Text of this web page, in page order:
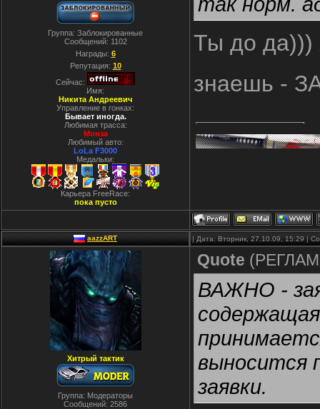
Группа: Заблокированные
Сообщений: 1102
Награды: 6
Репутация: 10
Сейчас:
Имя:
Никита Андреевич
Управление в гонках:
Бывает иногда.
Любимая трасса:
Монза
Любимый авто:
LoLa F3000
Медальки:
Карьера FreeRace:
пока пусто
Ты до да)))
знаешь -
aazzART | Дата: Вторник, 27.10.09, 15:29 |
Хитрый тактик
Группа: Модераторы
Сообщений: 2586
Quote (
ВАЖНО -
выносится
заявки.